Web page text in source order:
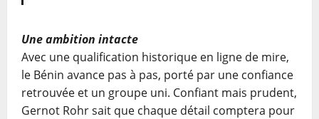
Une ambition intacte
Avec une qualification historique en ligne de mire,
le Bénin avance pas à pas, porté par une confiance
retrouvée et un groupe uni. Confiant mais prudent,
Gernot Rohr sait que chaque détail comptera pour